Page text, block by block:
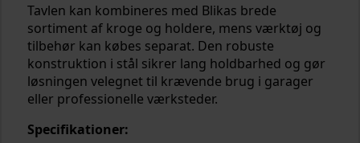
Tavlen kan kombineres med Blikas brede
sortiment af kroge og holdere, mens værktøj og
tilbehør kan købes separat. Den robuste
konstruktion i stål sikrer lang holdbarhed og gør
løsningen velegnet til krævende brug i garager
eller professionelle værksteder.
Specifikationer: